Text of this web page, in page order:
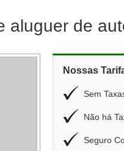
aluguer de
Nossas
Sem
Não há
Seguro